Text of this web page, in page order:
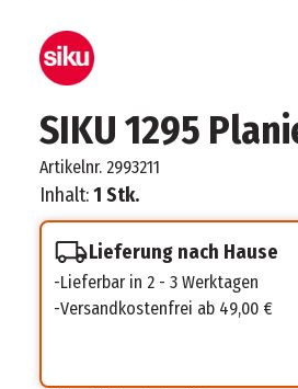
SIKU 1295
Artikelnr. 2993211
Inhalt:1 Stk.
Lieferung nach Hause
Lieferbar in 2 - 3 Werktagen
Versandkostenfrei ab 49,00 €